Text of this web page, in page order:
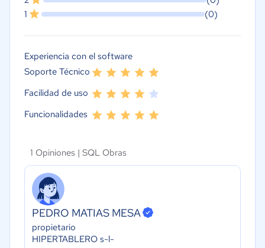
1
(0)
Experiencia con el software
Soporte Técnico
Facilidad de uso
Funcionalidades
1 Opiniones | SQL Obras
PEDRO MATIAS MESA
propietario
HIPERTABLERO s-l-